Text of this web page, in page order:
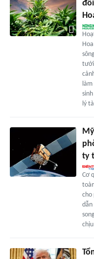
tưới
lý
ty
Cơ
cho